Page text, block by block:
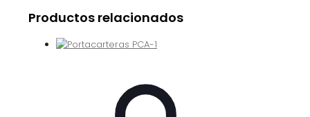
Productos relacionados